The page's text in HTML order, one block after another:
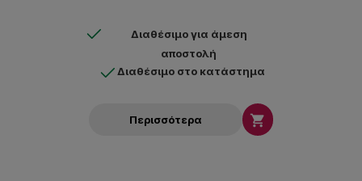
Διαθέσιμο για άμεση
αποστολή
Διαθέσιμο στο κατάστημα
Περισσότερα 